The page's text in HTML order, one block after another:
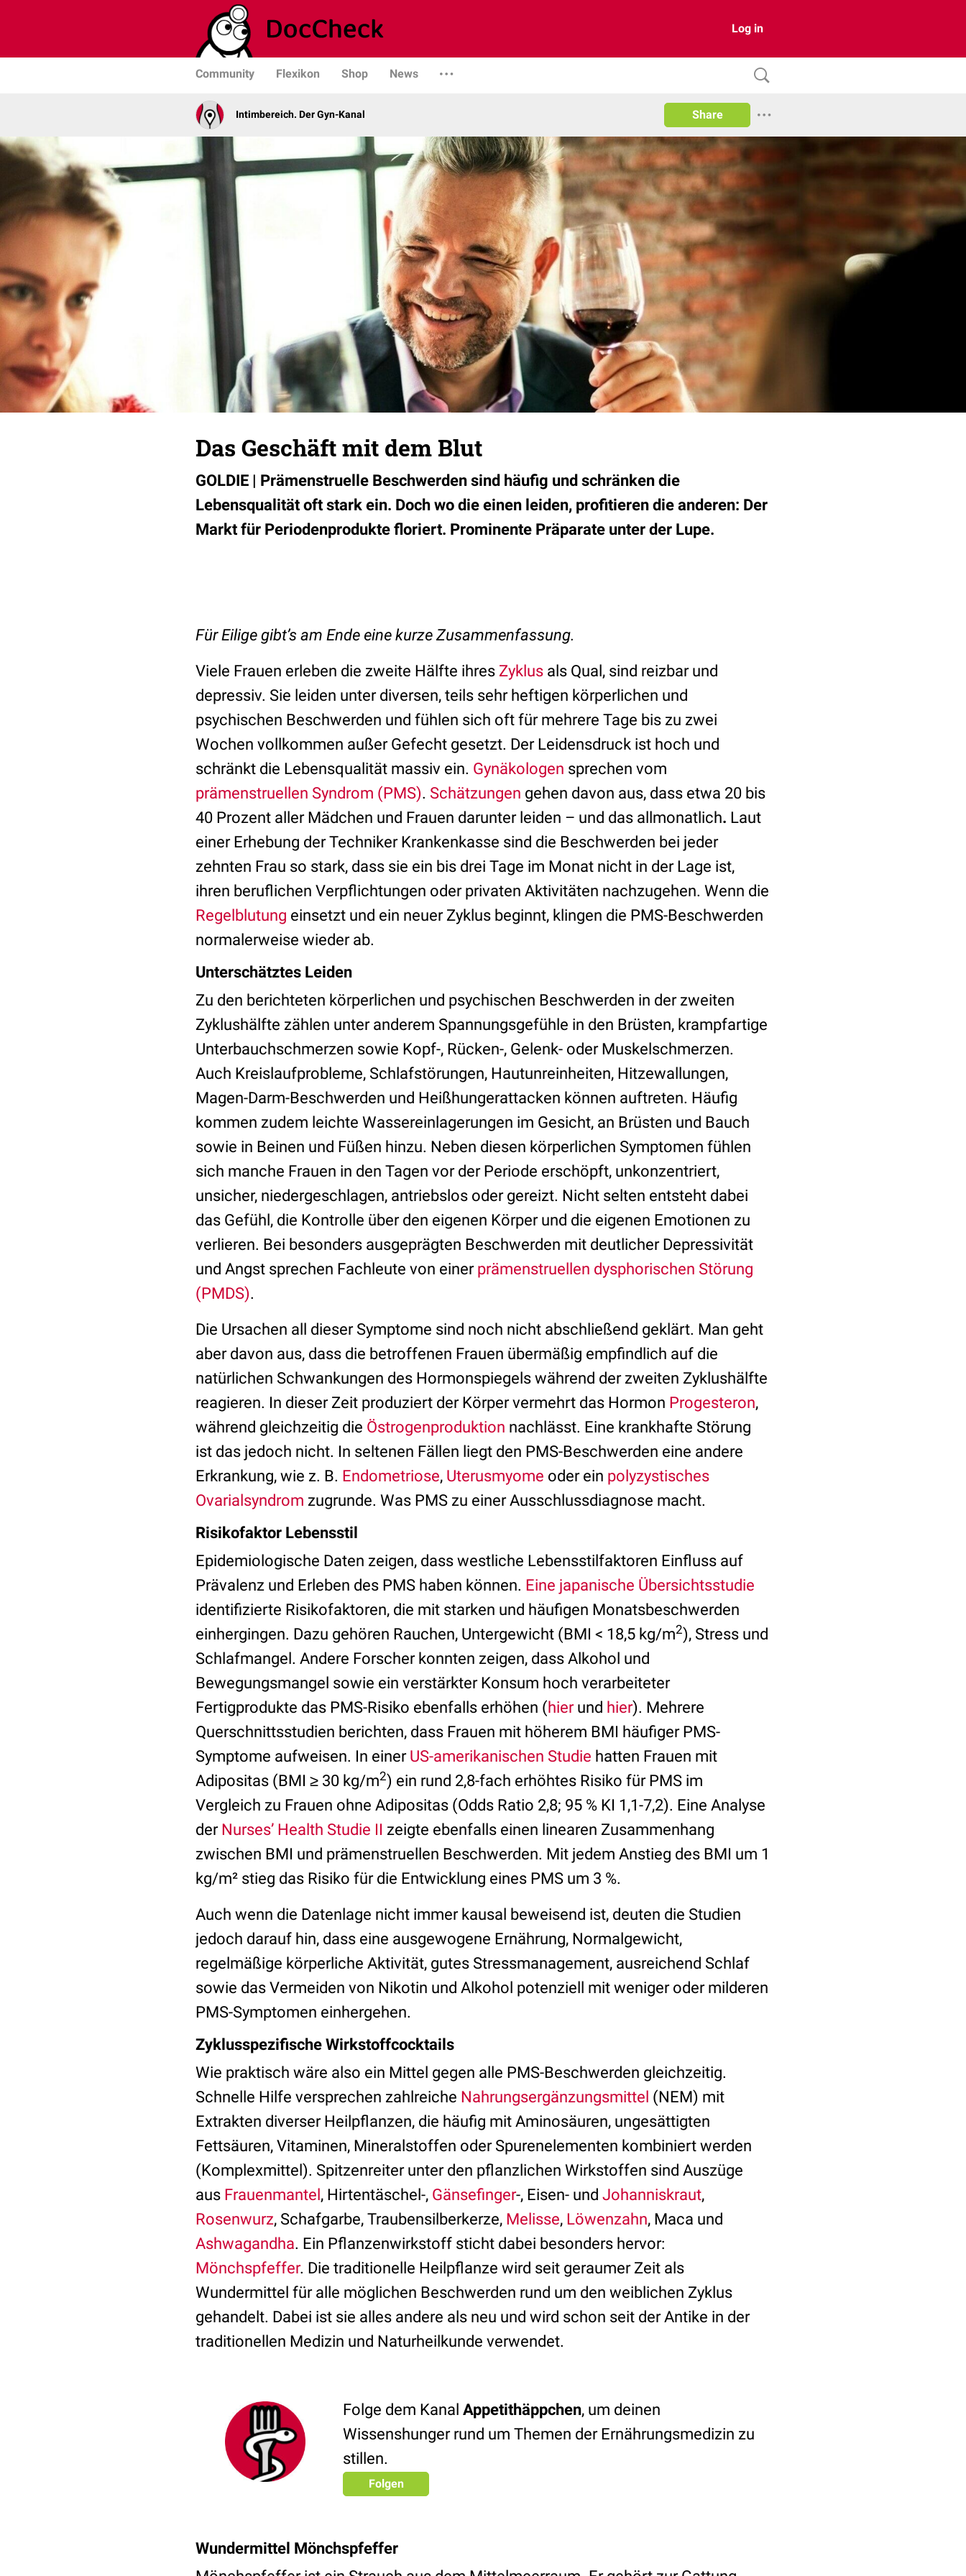
Log in
Community Flexikon Shop News
Intimbereich. Der Gyn-Kanal Share
Das Geschäft mit dem Blut
GOLDIE | Prämenstruelle Beschwerden sind häufig und schränken die
Lebensqualität oft stark ein. Doch wo die einen leiden, profitieren die anderen: Der
Markt für Periodenprodukte floriert. Prominente Präparate unter der Lupe.
Für Eilige gibt’s am Ende eine kurze Zusammenfassung.
Viele Frauen erleben die zweite Hälfte ihres Zyklus als Qual, sind reizbar und
depressiv. Sie leiden unter diversen, teils sehr heftigen körperlichen und
psychischen Beschwerden und fühlen sich oft für mehrere Tage bis zu zwei
Wochen vollkommen außer Gefecht gesetzt. Der Leidensdruck ist hoch und
schränkt die Lebensqualität massiv ein. Gynäkologen sprechen vom
prämenstruellen Syndrom (PMS). Schätzungen gehen davon aus, dass etwa 20 bis
40 Prozent aller Mädchen und Frauen darunter leiden – und das allmonatlich. Laut
einer Erhebung der Techniker Krankenkasse sind die Beschwerden bei jeder
zehnten Frau so stark, dass sie ein bis drei Tage im Monat nicht in der Lage ist,
ihren beruflichen Verpflichtungen oder privaten Aktivitäten nachzugehen. Wenn die
Regelblutung einsetzt und ein neuer Zyklus beginnt, klingen die PMS-Beschwerden
normalerweise wieder ab.
Unterschätztes Leiden
Zu den berichteten körperlichen und psychischen Beschwerden in der zweiten
Zyklushälfte zählen unter anderem Spannungsgefühle in den Brüsten, krampfartige
Unterbauchschmerzen sowie Kopf-, Rücken-, Gelenk- oder Muskelschmerzen.
Auch Kreislaufprobleme, Schlafstörungen, Hautunreinheiten, Hitzewallungen,
Magen-Darm-Beschwerden und Heißhungerattacken können auftreten. Häufig
kommen zudem leichte Wassereinlagerungen im Gesicht, an Brüsten und Bauch
sowie in Beinen und Füßen hinzu. Neben diesen körperlichen Symptomen fühlen
sich manche Frauen in den Tagen vor der Periode erschöpft, unkonzentriert,
unsicher, niedergeschlagen, antriebslos oder gereizt. Nicht selten entsteht dabei
das Gefühl, die Kontrolle über den eigenen Körper und die eigenen Emotionen zu
verlieren. Bei besonders ausgeprägten Beschwerden mit deutlicher Depressivität
und Angst sprechen Fachleute von einer prämenstruellen dysphorischen Störung
(PMDS).
Die Ursachen all dieser Symptome sind noch nicht abschließend geklärt. Man geht
aber davon aus, dass die betroffenen Frauen übermäßig empfindlich auf die
natürlichen Schwankungen des Hormonspiegels während der zweiten Zyklushälfte
reagieren. In dieser Zeit produziert der Körper vermehrt das Hormon Progesteron,
während gleichzeitig die Östrogenproduktion nachlässt. Eine krankhafte Störung
ist das jedoch nicht. In seltenen Fällen liegt den PMS-Beschwerden eine andere
Erkrankung, wie z. B. Endometriose, Uterusmyome oder ein polyzystisches
Ovarialsyndrom zugrunde. Was PMS zu einer Ausschlussdiagnose macht.
Risikofaktor Lebensstil
Epidemiologische Daten zeigen, dass westliche Lebensstilfaktoren Einfluss auf
Prävalenz und Erleben des PMS haben können. Eine japanische Übersichtsstudie
identifizierte Risikofaktoren, die mit starken und häufigen Monatsbeschwerden
einhergingen. Dazu gehören Rauchen, Untergewicht (BMI < 18,5 kg/m2), Stress und
Schlafmangel. Andere Forscher konnten zeigen, dass Alkohol und
Bewegungsmangel sowie ein verstärkter Konsum hoch verarbeiteter
Fertigprodukte das PMS-Risiko ebenfalls erhöhen (hierund hier). Mehrere
Querschnittsstudien berichten, dass Frauen mit höherem BMI häufiger PMS-
Symptome aufweisen. In einer US-amerikanischen Studie hatten Frauen mit
Adipositas (BMI ≥ 30 kg/m2) ein rund 2,8-fach erhöhtes Risiko für PMS im
Vergleich zu Frauen ohne Adipositas (Odds Ratio 2,8; 95 % KI 1,1-7,2). Eine Analyse
der Nurses’ Health Studie II zeigte ebenfalls einen linearen Zusammenhang
zwischen BMI und prämenstruellen Beschwerden. Mit jedem Anstieg des BMI um 1
kg/m² stieg das Risiko für die Entwicklung eines PMS um 3 %.
Auch wenn die Datenlage nicht immer kausal beweisend ist, deuten die Studien
jedoch darauf hin, dass eine ausgewogene Ernährung, Normalgewicht,
regelmäßige körperliche Aktivität, gutes Stressmanagement, ausreichend Schlaf
sowie das Vermeiden von Nikotin und Alkohol potenziell mit weniger oder milderen
PMS-Symptomen einhergehen.
Zyklusspezifische Wirkstoffcocktails
Wie praktisch wäre also ein Mittel gegen alle PMS-Beschwerden gleichzeitig.
Schnelle Hilfe versprechen zahlreiche Nahrungsergänzungsmittel (NEM) mit
Extrakten diverser Heilpflanzen, die häufig mit Aminosäuren, ungesättigten
Fettsäuren, Vitaminen, Mineralstoffen oder Spurenelementen kombiniert werden
(Komplexmittel). Spitzenreiter unter den pflanzlichen Wirkstoffen sind Auszüge
aus Frauenmantel, Hirtentäschel-, Gänsefinger-, Eisen- und Johanniskraut,
Rosenwurz, Schafgarbe, Traubensilberkerze, Melisse, Löwenzahn, Maca und
Ashwagandha. Ein Pflanzenwirkstoff sticht dabei besonders hervor:
Mönchspfeffer. Die traditionelle Heilpflanze wird seit geraumer Zeit als
Wundermittel für alle möglichen Beschwerden rund um den weiblichen Zyklus
gehandelt. Dabei ist sie alles andere als neu und wird schon seit der Antike in der
traditionellen Medizin und Naturheilkunde verwendet.
Folge dem Kanal Appetithäppchen, um deinen
Wissenshunger rund um Themen der Ernährungsmedizin zu
stillen.
Folgen
Wundermittel Mönchspfeffer